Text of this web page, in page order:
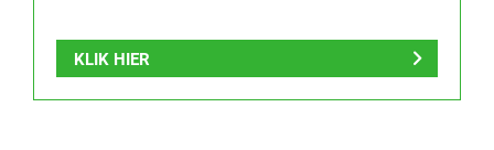
KLIK HIER